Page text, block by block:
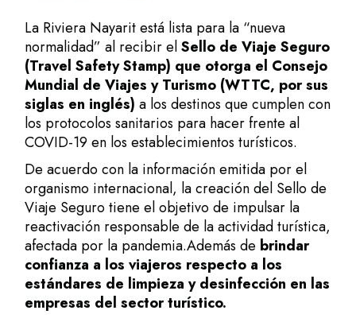
La Riviera Nayarit está lista para la “nueva
normalidad” al recibir elSello de Viaje Seguro
(Travel Safety Stamp) que otorga el Consejo
Mundial de Viajes y Turismo (WTTC, por sus
siglas en inglés) a los destinos que cumplen con
los protocolos sanitarios para hacer frente al
COVID-19 en los establecimientos turísticos.
De acuerdo con la información emitida por el
organismo internacional, la creación del Sello de
Viaje Seguro tiene el objetivo de impulsar la
reactivación responsable de la actividad turística,
afectada por la pandemia.Además de brindar
confianza a los viajeros respecto a los
estándares de limpieza y desinfección en las
empresas del sector turístico.